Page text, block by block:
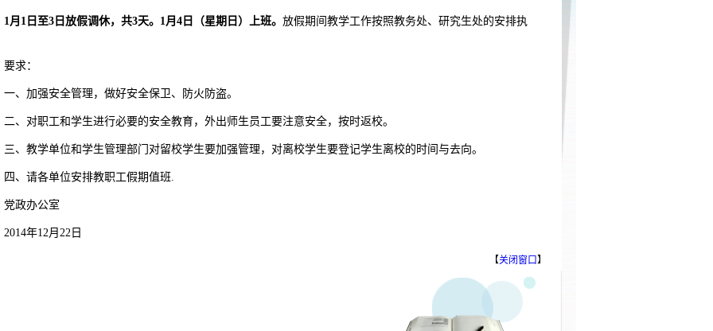
1月1日 至3日放假调休，共3天。1月4日（星期日）上班。 放假期间教学工作按照教务处、研究生处的安排执
要求：
一、加强安全管理，做好安全保卫、防火防盗。
二、对职工和学生进行必要的安全教育，外出师生员工要注意安全，按时返校。
三、教学单位和学生管理部门对留校学生要加强管理，对离校学生要登记学生离校的时间与去向。
四、请各单位安排教职工假期值班.
党政办公室
2014年12月22日
【关闭窗口】